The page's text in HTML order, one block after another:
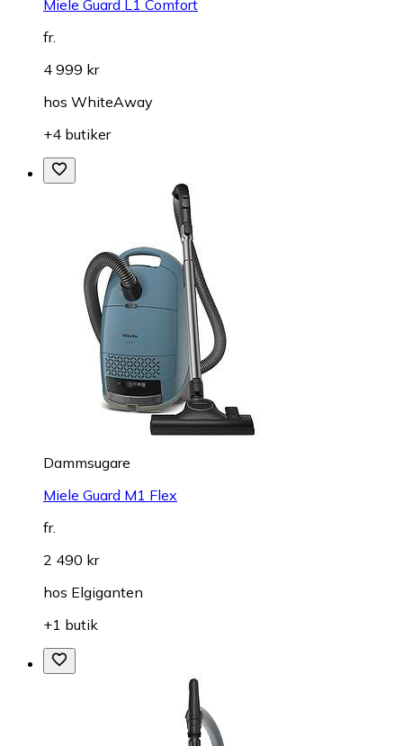
Miele Guard L1 Comfort
fr.
4 999 kr
hos WhiteAway
+4 butiker
Dammsugare
Miele Guard M1 Flex
fr.
2 490 kr
hos Elgiganten
+1 butik